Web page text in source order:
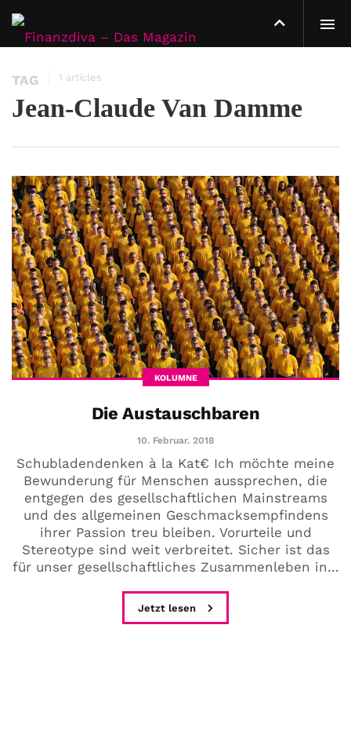
TAG 1 articles
Jean-Claude Van Damme
KOLUMNE
Die Austauschbaren
10. Februar. 2018
Schubladendenken à la Kat€ Ich möchte meine
Bewunderung für Menschen aussprechen, die
entgegen des gesellschaftlichen Mainstreams
und des allgemeinen Geschmacksempfindens
ihrer Passion treu bleiben. Vorurteile und
Stereotype sind weit verbreitet. Sicher ist das
für unser gesellschaftliches Zusammenleben in...
Jetzt lesen